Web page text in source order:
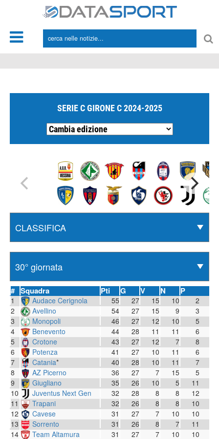
SERIE C GIRONE C 2024-2025
# Squadra Pti G V N P
1 Audace Cerignola 55 27 15 10
2
2
Avellino 54 27 15 9
3
3
Monopoli 46 27 12 10
5
4
Benevento 44 28 11 11
6
5
Crotone 43 27 12 7
8
6
Potenza 41 27 10 11
6
7
Catania* 40 28 10 11
7
8
AZ Picerno 36 27 7 15
5
9
Giugliano 35 26 10 5
11
10
Juventus Next Gen 32 28 8 8
12
11
Trapani 32 26 8 8
10
12
Cavese 31 27 7 10
10
13
Sorrento 31 26 8 7
11
14
Team Altamura 31 27 7 10
10